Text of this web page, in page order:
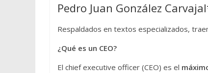
Pedro Juan González
Respaldados en textos especializados,
¿Qué es un CEO?
El chief executive officer (CEO) es el